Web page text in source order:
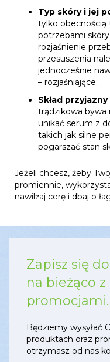
Typ skóry i jej
tylko obecnością
potrzebami
rozjaśnienie
przesuszenia
jednocześnie
– rozjaśniające;
Skład
trądzikowa bywa
unikać serum z
takich jak silne
pogarszać stan
Jeżeli chcesz, żeby
promiennie,
nawilżaj cerę i dbaj o
Zapisz się
na bieżąco
promocjami.
Będziemy wysyłać
produktach oraz
otrzymasz od nas